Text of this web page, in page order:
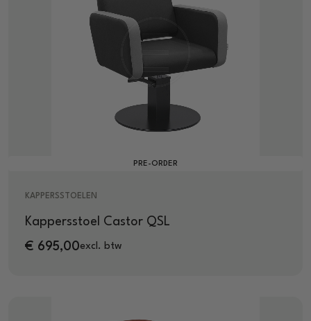
PRE-ORDER
KAPPERSSTOELEN
Kappersstoel Castor QSL
€ 695,00excl. btw